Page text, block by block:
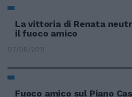
La vittoria di Renata
il fuoco amico
07/08/2011
Fuoco amico sul Piano